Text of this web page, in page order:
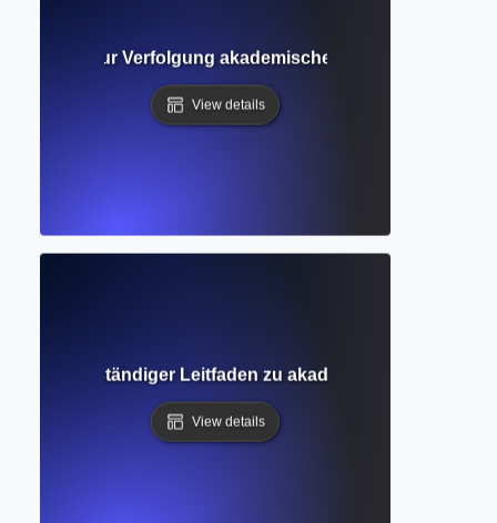
zur Verfolgung akademischer Einflussnahme
View details
Vollständiger Leitfaden zu akademischen
View details